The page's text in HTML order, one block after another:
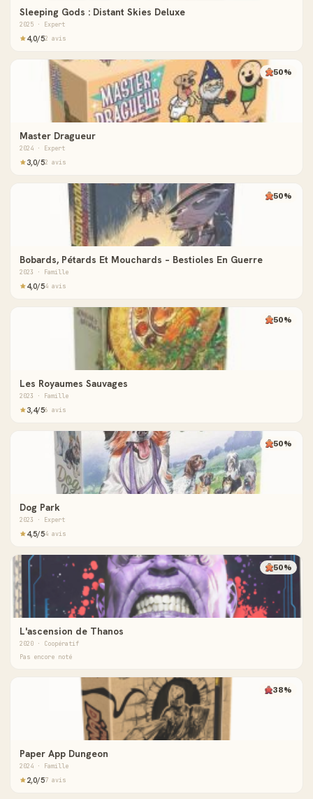
Sleeping Gods : Distant Skies Deluxe
2025 · Expert
4,0/52 avis
50%
Master Dragueur
2024 · Expert
3,0/52 avis
50%
Bobards, Pétards Et Mouchards – Bestioles En Guerre
2023 · Famille
4,0/54 avis
50%
Les Royaumes Sauvages
2023 · Famille
3,4/56 avis
50%
Dog Park
2023 · Expert
4,5/54 avis
50%
L'ascension de Thanos
2020 · Coopératif
Pas encore noté
38%
Paper App Dungeon
2024 · Famille
2,0/57 avis